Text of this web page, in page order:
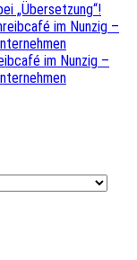
„Übersetzung“!
im Nunzig –
im Nunzig –